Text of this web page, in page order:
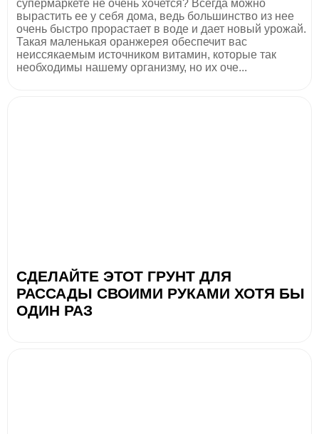
супермаркете не очень хочется? Всегда можно
вырастить ее у себя дома, ведь большинство из нее
очень быстро прорастает в воде и дает новый урожай.
Такая маленькая оранжерея обеспечит вас
неиссякаемым источником витамин, которые так
необходимы нашему организму, но их оче...
СДЕЛАЙТЕ ЭТОТ ГРУНТ ДЛЯ
РАССАДЫ СВОИМИ РУКАМИ ХОТЯ БЫ
ОДИН РАЗ